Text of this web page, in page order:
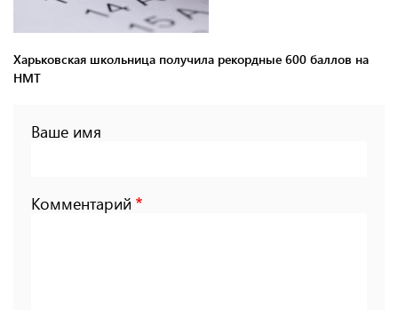
Харьковская школьница получила рекордные 600 баллов на
НМТ
Ваше имя
Комментарий